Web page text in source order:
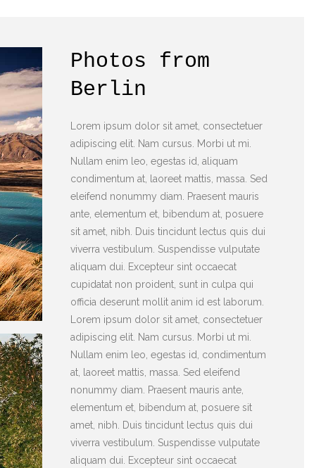
Photos from
Berlin
Lorem ipsum dolor sit amet, consectetuer
adipiscing elit. Nam cursus. Morbi ut mi.
Nullam enim leo, egestas id, aliquam
condimentum at, laoreet mattis, massa. Sed
eleifend nonummy diam. Praesent mauris
ante, elementum et, bibendum at, posuere
sit amet, nibh. Duis tincidunt lectus quis dui
viverra vestibulum. Suspendisse vulputate
aliquam dui. Excepteur sint occaecat
cupidatat non proident, sunt in culpa qui
officia deserunt mollit anim id est laborum.
Lorem ipsum dolor sit amet, consectetuer
adipiscing elit. Nam cursus. Morbi ut mi.
Nullam enim leo, egestas id, condimentum
at, laoreet mattis, massa. Sed eleifend
nonummy diam. Praesent mauris ante,
elementum et, bibendum at, posuere sit
amet, nibh. Duis tincidunt lectus quis dui
viverra vestibulum. Suspendisse vulputate
aliquam dui. Excepteur sint occaecat